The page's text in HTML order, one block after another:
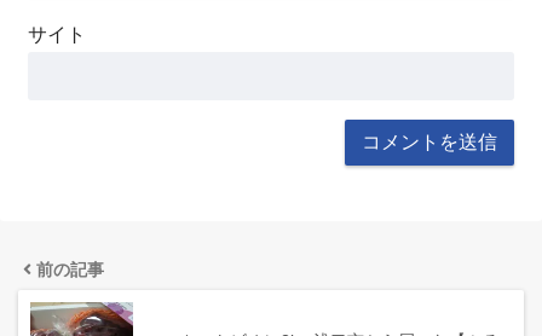
サイト
前の記事